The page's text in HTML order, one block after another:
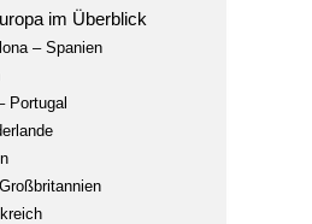
im Überblick
– Spanien
Portugal